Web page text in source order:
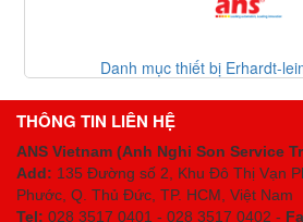
Danh mục thiết bị Erhardt-
THÔNG TIN LIÊN HỆ
ANS Vietnam (Anh Nghi Son Service
Add: 135 Đường số 2, Khu Đô Thị Vạn
Phước, Q. Thủ Đức, TP. HCM, Việt Nam
Tel: 028 3517 0401 - 028 3517 0402 -